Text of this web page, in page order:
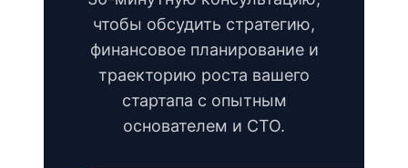
чтобы обсудить стратегию,
финансовое планирование и
траекторию роста вашего
стартапа с опытным
основателем и CTO.